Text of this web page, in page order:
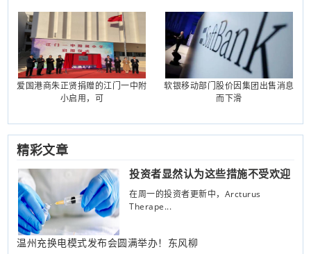
爱国港商朱正贤捐赠的江门一中附
小启用，可
软银移动部门股价因集团出售消息
而下滑
精彩文章
投资者显然认为这些措施不受欢迎
在周一的投资​​者更新中，Arcturus
Therape...
温州充换电模式发布会圆满举办！东风柳